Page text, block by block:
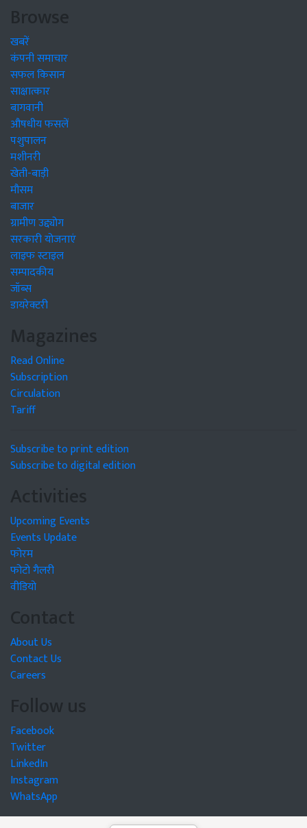
Browse
खबरें
कंपनी समाचार
सफल किसान
साक्षात्कार
बागवानी
औषधीय फसलें
पशुपालन
मशीनरी
खेती-बाड़ी
मौसम
बाजार
ग्रामीण उद्द्योग
सरकारी योजनाएं
लाइफ स्टाइल
सम्पादकीय
जॉब्स
डायरेक्टरी
Magazines
Read Online
Subscription
Circulation
Tariff
Subscribe to print edition
Subscribe to digital edition
Activities
Upcoming Events
Events Update
फोरम
फोटो गैलरी
वीडियो
Contact
About Us
Contact Us
Careers
Follow us
Facebook
Twitter
LinkedIn
Instagram
WhatsApp